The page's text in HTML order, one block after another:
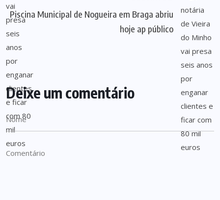
Piscina Municipal de Nogueira em Braga abriu
hoje ap público
Deixe um comentário